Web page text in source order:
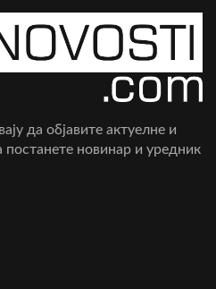
да објавите актуелне и
постанете новинар и уредник